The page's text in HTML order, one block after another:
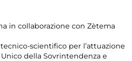
in collaborazione con Zètema
scientifico per l’attuazione
della Sovrintendenza e